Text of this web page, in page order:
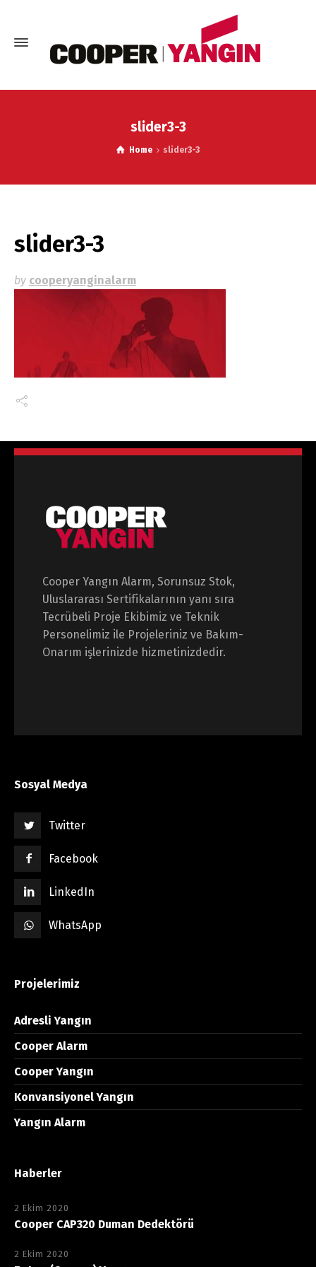
slider3-3
Home slider3-3
slider3-3
by cooperyanginalarm
Cooper Yangın Alarm, Sorunsuz Stok,
Uluslararası Sertifikalarının yanı sıra
Tecrübeli Proje Ekibimiz ve Teknik
Personelimiz ile Projeleriniz ve Bakım-
Onarım işlerinizde hizmetinizdedir.
Sosyal Medya
Twitter
Facebook
LinkedIn
WhatsApp
Projelerimiz
Adresli Yangın
Cooper Alarm
Cooper Yangın
Konvansiyonel Yangın
Yangın Alarm
Haberler
2 Ekim 2020
Cooper CAP320 Duman Dedektörü
2 Ekim 2020